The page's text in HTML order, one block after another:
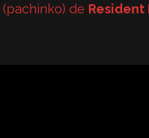
(pachinko) de Resident